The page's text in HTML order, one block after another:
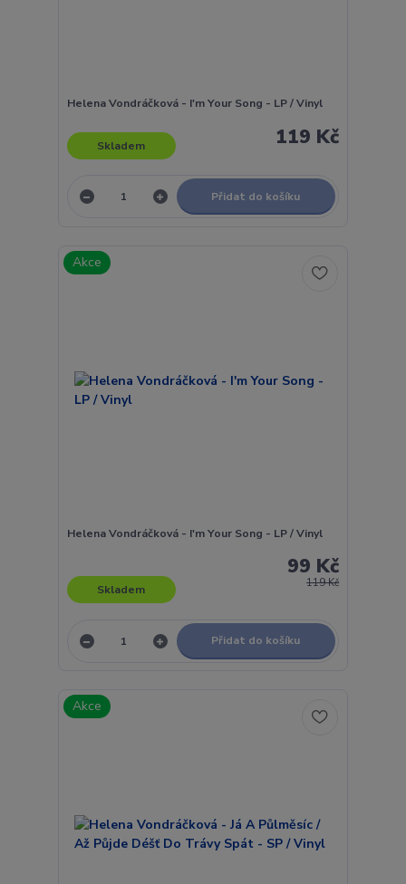
Helena Vondráčková - I'm Your Song - LP / Vinyl
119 Kč
Skladem
Přidat do košíku
Akce
Helena Vondráčková - I'm Your Song - LP / Vinyl
119 Kč
99 Kč
Skladem
Přidat do košíku
Akce